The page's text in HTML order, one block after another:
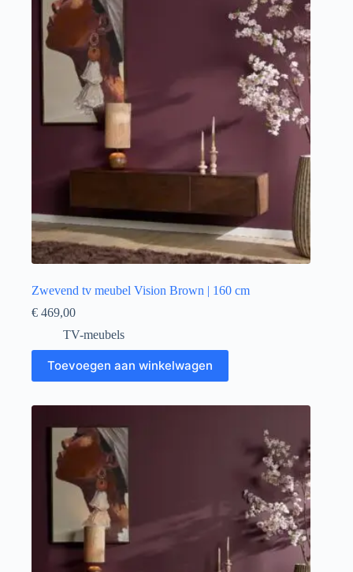
Zwevend tv meubel Vision Brown | 160 cm
€ 469,00
TV-meubels
Toevoegen aan winkelwagen